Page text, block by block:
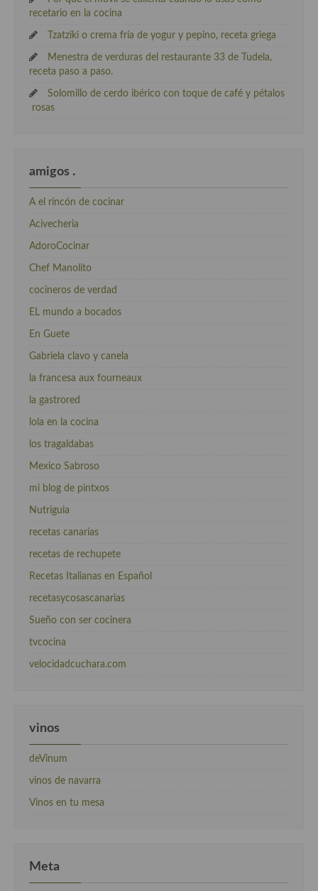
recetario en la cocina
Tzatziki o crema fría de yogur y pepino, receta griega
Menestra de verduras del restaurante 33 de Tudela,
receta paso a paso.
Solomillo de cerdo ibérico con toque de café y pétalos
rosas
amigos .
A el rincón de cocinar
Acivecheria
AdoroCocinar
Chef Manolito
cocineros de verdad
EL mundo a bocados
En Guete
Gabriela clavo y canela
la francesa aux fourneaux
la gastrored
lola en la cocina
los tragaldabas
Mexico Sabroso
mi blog de pintxos
Nutriguia
recetas canarias
recetas de rechupete
Recetas Italianas en Español
recetasycosascanarias
Sueño con ser cocinera
tvcocina
velocidadcuchara.com
vinos
deVinum
vinos de navarra
Vinos en tu mesa
Meta